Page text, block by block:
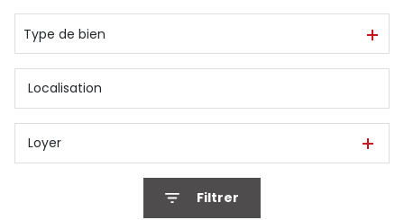
Type de bien
Loyer
Filtrer